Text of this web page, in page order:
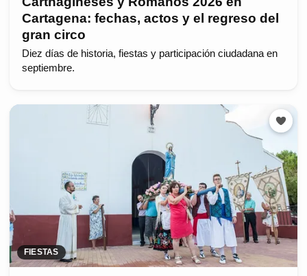
Cartagena: fechas, actos y el regreso del
gran circo
Diez días de historia, fiestas y participación ciudadana en
septiembre.
FIESTAS